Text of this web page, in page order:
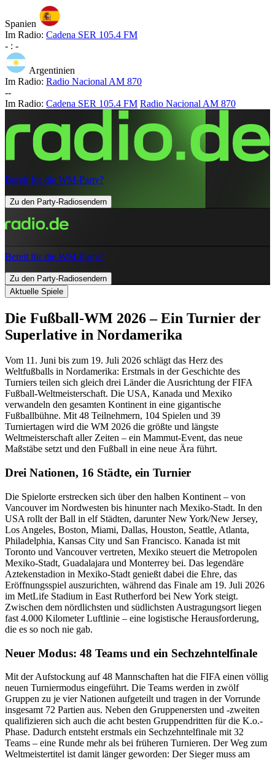
Spanien
Im Radio: Cadena SER 105.4 FM
- : -
Argentinien
Im Radio: Radio Nacional AM 870
--
Im Radio: Cadena SER 105.4 FM Radio Nacional AM 870
Bereit für die WM-Party?
Zu den Party-Radiosendern
Bereit für die WM-Party?
Zu den Party-Radiosendern
Aktuelle Spiele
Die Fußball-WM 2026 – Ein Turnier der
Superlative in Nordamerika
Vom 11. Juni bis zum 19. Juli 2026 schlägt das Herz des
Weltfußballs in Nordamerika: Erstmals in der Geschichte des
Turniers teilen sich gleich drei Länder die Ausrichtung der FIFA
Fußball-Weltmeisterschaft. Die USA, Kanada und Mexiko
verwandeln den gesamten Kontinent in eine gigantische
Fußballbühne. Mit 48 Teilnehmern, 104 Spielen und 39
Turniertagen wird die WM 2026 die größte und längste
Weltmeisterschaft aller Zeiten – ein Mammut-Event, das neue
Maßstäbe setzt und den Fußball in eine neue Ära führt.
Drei Nationen, 16 Städte, ein Turnier
Die Spielorte erstrecken sich über den halben Kontinent – von
Vancouver im Nordwesten bis hinunter nach Mexiko-Stadt. In den
USA rollt der Ball in elf Städten, darunter New York/New Jersey,
Los Angeles, Boston, Miami, Dallas, Houston, Seattle, Atlanta,
Philadelphia, Kansas City und San Francisco. Kanada ist mit
Toronto und Vancouver vertreten, Mexiko steuert die Metropolen
Mexiko-Stadt, Guadalajara und Monterrey bei. Das legendäre
Aztekenstadion in Mexiko-Stadt genießt dabei die Ehre, das
Eröffnungsspiel auszurichten, während das Finale am 19. Juli 2026
im MetLife Stadium in East Rutherford bei New York steigt.
Zwischen dem nördlichsten und südlichsten Austragungsort liegen
fast 4.000 Kilometer Luftlinie – eine logistische Herausforderung,
die es so noch nie gab.
Neuer Modus: 48 Teams und ein Sechzehntelfinale
Mit der Aufstockung auf 48 Mannschaften hat die FIFA einen völlig
neuen Turniermodus eingeführt. Die Teams werden in zwölf
Gruppen zu je vier Nationen aufgeteilt und tragen in der Vorrunde
insgesamt 72 Partien aus. Neben den Gruppenersten und -zweiten
qualifizieren sich auch die acht besten Gruppendritten für die K.o.-
Phase. Dadurch entsteht erstmals ein Sechzehntelfinale mit 32
Teams – eine Runde mehr als bei früheren Turnieren. Der Weg zum
Weltmeistertitel ist damit länger geworden: Der Sieger muss am